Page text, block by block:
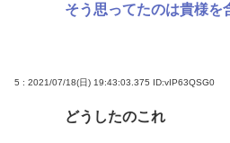
そう思ってたのは貴様を
5 : 2021/07/18(日) 19:43:03.375 ID:vIP63QSG0
どうしたのこれ